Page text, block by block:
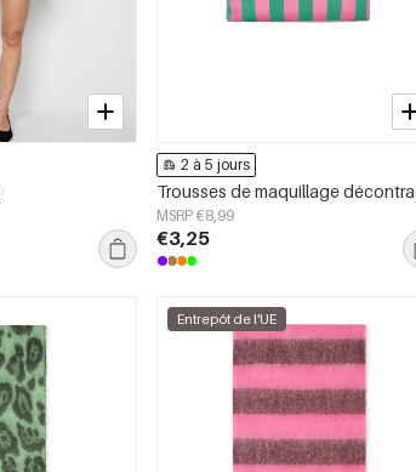
2 à 5 jours
MSRP €8,99
€3,25
Entrepôt de l'UE